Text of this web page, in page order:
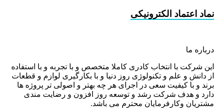
نماد اعتماد الکترونیکی
درباره ما
این شرکت با انتخاب کادری کاملا متخصص و با تجربه و با استفاده
از دانش و علم و تکنولوژی روز دنیا و با بکارگیری لوازم و قطعات
برند و با کیفیت سعی در اجرای هر چه بهتر و اصولی تر پروژه ها
دارد و هدف شرکت رشد و توسعه روز افزون و رضایت مندی
مشتریان وکارفرمایان محترم می باشد.